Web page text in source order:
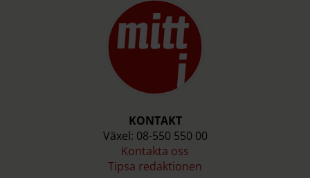
KONTAKT
Växel: 08-550 550 00
Kontakta oss
Tipsa redaktionen